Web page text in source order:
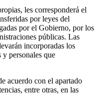
les corresponderá el
por leyes del
por el Gobierno, por los
públicas. Las
incorporadas los
y personales que
acuerdo con el apartado
entre otras, en las